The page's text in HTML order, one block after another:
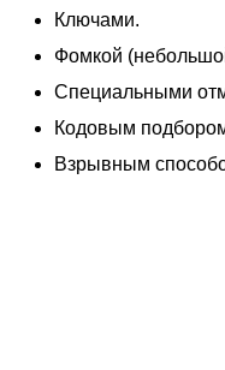
Ключами.
Фомкой
Специальными
Кодовым
Взрывным